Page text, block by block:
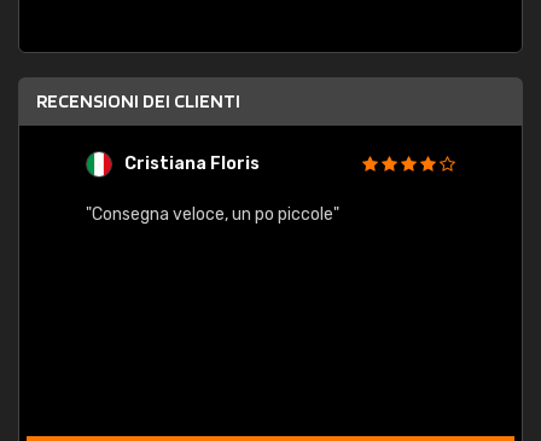
RECENSIONI DEI CLIENTI
Cristiana Floris
"Consegna veloce, un po piccole"